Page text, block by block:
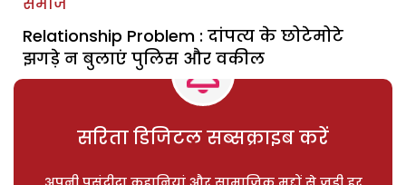
Relationship Problem : दांपत्य के छोटेमोटे
झगड़े न बुलाएं पुलिस और वकील
सरिता डिजिटल सब्सक्राइब करें